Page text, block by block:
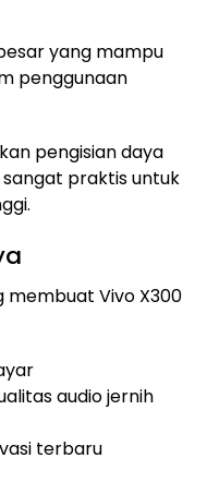
yang mampu
penggunaan
pengisian daya
praktis untuk
Vivo X300
audio jernih
terbaru